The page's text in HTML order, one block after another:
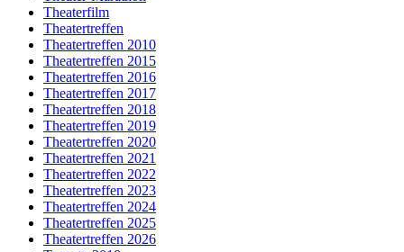
Theaterfilm
Theatertreffen
Theatertreffen 2010
Theatertreffen 2015
Theatertreffen 2016
Theatertreffen 2017
Theatertreffen 2018
Theatertreffen 2019
Theatertreffen 2020
Theatertreffen 2021
Theatertreffen 2022
Theatertreffen 2023
Theatertreffen 2024
Theatertreffen 2025
Theatertreffen 2026